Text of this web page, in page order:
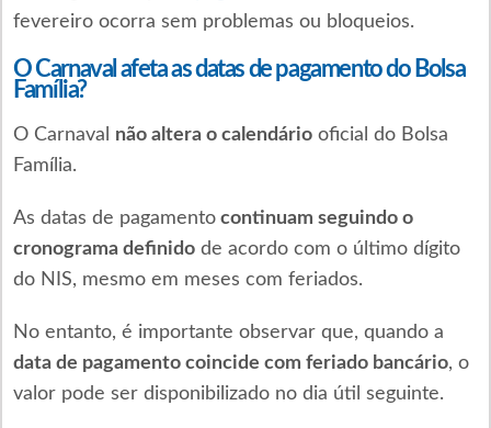
fevereiro ocorra sem problemas ou bloqueios.
O Carnaval afeta as datas de pagamento do Bolsa
Família?
O Carnaval não altera o calendáriooficial do Bolsa
Família.
As datas de pagamentocontinuam seguindo o
cronograma definidode acordo com o último dígito
do NIS, mesmo em meses com feriados.
No entanto, é importante observar que, quando a
data de pagamento coincide com feriado bancário, o
valor pode ser disponibilizado no dia útil seguinte.